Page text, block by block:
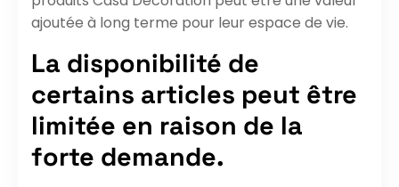
ajoutée à long terme pour leur espace de vie.
La disponibilité de
certains articles peut être
limitée en raison de la
forte demande.